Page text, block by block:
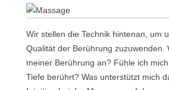
Wir stellen die Technik hintenan, um
Qualität der Berührung zuzuwenden.
meiner Berührung an? Fühle ich
Tiefe berührt? Was unterstützt mich